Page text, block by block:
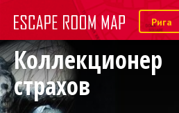
Коллекционер
страхов